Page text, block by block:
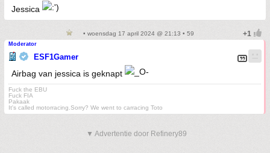
Jessica
• woensdag 17 april 2024 @ 21:13 • 59
Moderator
ESF1Gamer
Airbag van jessica is geknapt
Fuck the EBU
Fuck FIA
Pakaak
It's called motorracing.Sorry? We went to carracing Toto
▼ Advertentie door Refinery89